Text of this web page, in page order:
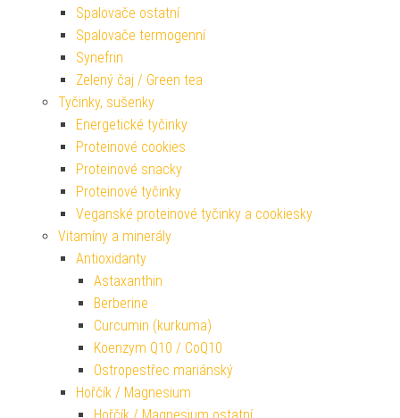
Spalovače ostatní
Spalovače termogenní
Synefrin
Zelený čaj / Green tea
Tyčinky, sušenky
Energetické tyčinky
Proteinové cookies
Proteinové snacky
Proteinové tyčinky
Veganské proteinové tyčinky a cookiesky
Vitamíny a minerály
Antioxidanty
Astaxanthin
Berberine
Curcumin (kurkuma)
Koenzym Q10 / CoQ10
Ostropestřec mariánský
Hořčík / Magnesium